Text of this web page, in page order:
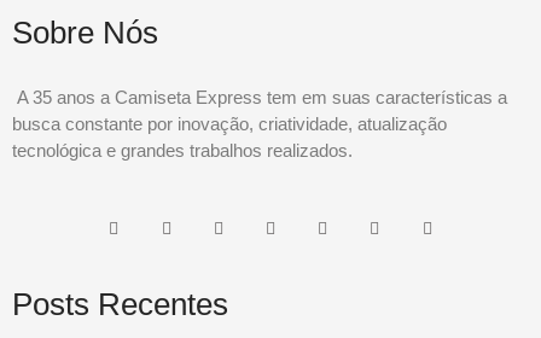
Sobre Nós
A 35 anos a Camiseta Express tem em suas características a
busca constante por inovação, criatividade, atualização
tecnológica e grandes trabalhos realizados.
Posts Recentes